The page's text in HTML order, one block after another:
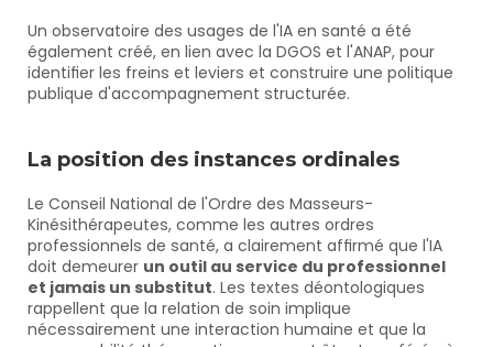
Un observatoire des usages de l'IA en santé a été
également créé, en lien avec la DGOS et l'ANAP, pour
identifier les freins et leviers et construire une politique
publique d'accompagnement structurée.
La position des instances ordinales
Le Conseil National de l'Ordre des Masseurs-
Kinésithérapeutes, comme les autres ordres
professionnels de santé, a clairement affirmé que l'IA
doit demeurer un outil au service du professionnel
et jamais un substitut. Les textes déontologiques
rappellent que la relation de soin implique
nécessairement une interaction humaine et que la